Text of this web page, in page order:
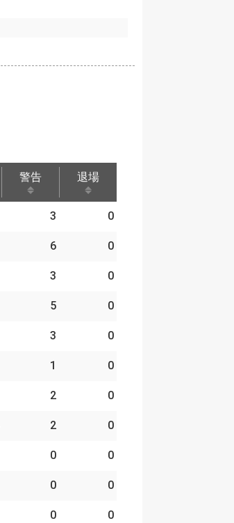
警告 退場
3 0
6 0
3 0
5 0
3 0
1 0
2 0
2 0
0 0
0 0
0 0